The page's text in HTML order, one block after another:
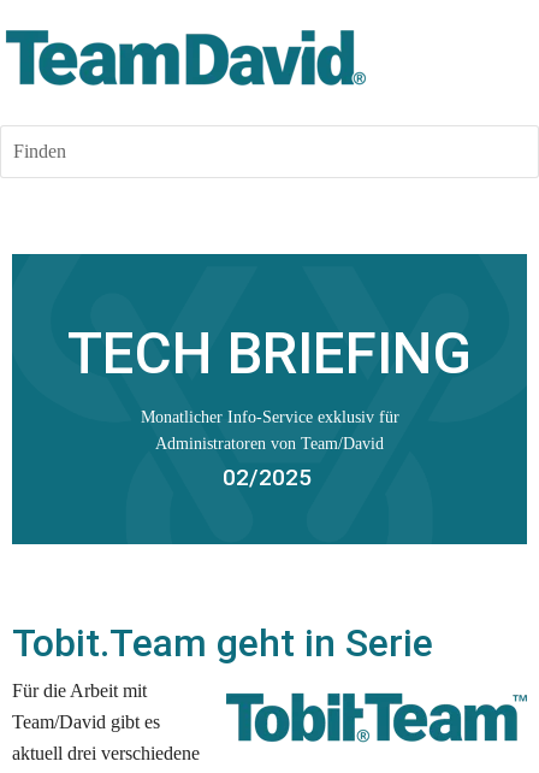
Finden
TECH BRIEFING
Monatlicher Info-Service exklusiv für
Administratoren von Team/David
02/2025
Tobit.Team geht in Serie
Für die Arbeit mit
Team/David gibt es
aktuell drei verschiedene